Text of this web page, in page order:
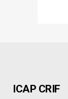
ICAP CRIF